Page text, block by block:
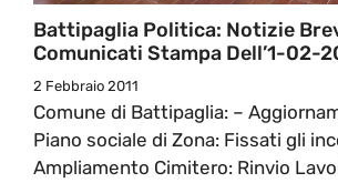
Battipaglia Politica: Notizie
Comunicati Stampa Dell’1-02-
2 Febbraio 2011
Comune di Battipaglia: –
Piano sociale di Zona: Fissati gli
Ampliamento Cimitero: Rinvio